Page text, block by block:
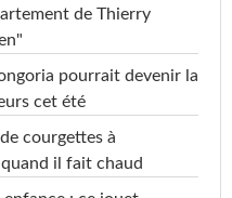
de Thierry
pourrait devenir la
cet été
courgettes à
il fait chaud